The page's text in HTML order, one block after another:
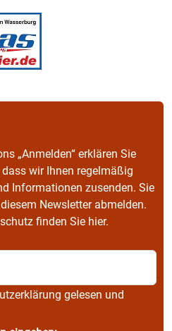
„Anmelden“ erklären Sie
wir Ihnen regelmäßig
Informationen zusenden. Sie
Newsletter abmelden.
finden Sie hier.
gelesen und